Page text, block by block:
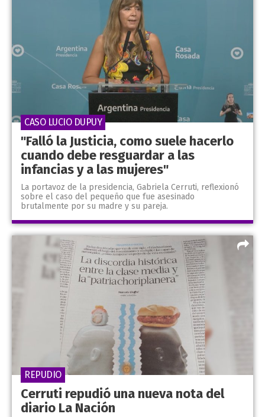
"Falló la Justicia, como suele hacerlo
cuando debe resguardar a las
infancias y a las mujeres"
La portavoz de la presidencia, Gabriela Cerruti, reflexionó
sobre el caso del pequeño que fue asesinado
brutalmente por su madre y su pareja.
CASO LUCIO DUPUY
Cerruti repudió una nueva nota del
diario La Nación
REPUDIO